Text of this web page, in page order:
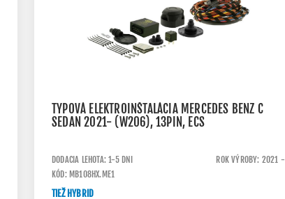
TYPOVÁ ELEKTROINŠTALÁCIA MERCEDES BENZ C
SEDAN 2021- (W206), 13PIN, ECS
DODACIA LEHOTA: 1-5 DNI
ROK VÝROBY: 2021 -
KÓD: MB108HX.ME1
TIEŽ HYBRID